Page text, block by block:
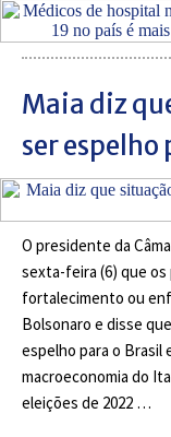
Maia diz
ser espelho
O presidente da
sexta-feira (6) que os
fortalecimento ou
Bolsonaro e disse
espelho para o Brasil
macroeconomia do
eleições de 2022 …